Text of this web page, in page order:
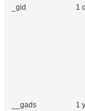
_gid 1
__gads 1